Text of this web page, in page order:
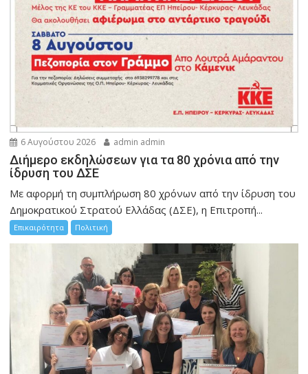
6 Αυγούστου 2026 admin admin
Διήμερο εκδηλώσεων για τα 80 χρόνια από την
ίδρυση του ΔΣΕ
Με αφορμή τη συμπλήρωση 80 χρόνων από την ίδρυση του
Δημοκρατικού Στρατού Ελλάδας (ΔΣΕ), η Επιτροπή...
Επικαιρότητα Πολιτική